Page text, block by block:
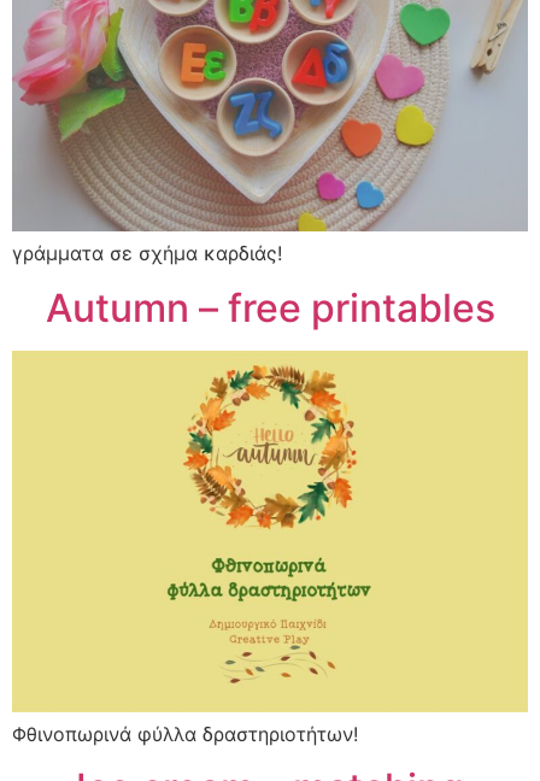
γράμματα σε σχήμα καρδιάς!
Autumn – free printables
Φθινοπωρινά φύλλα δραστηριοτήτων!